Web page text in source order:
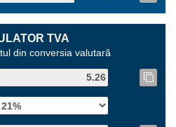
TVA
din conversia valutară